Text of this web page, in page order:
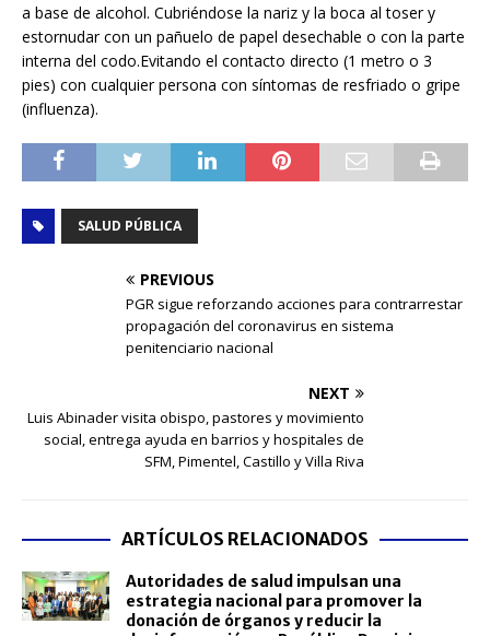
a base de alcohol. Cubriéndose la nariz y la boca al toser y
estornudar con un pañuelo de papel desechable o con la parte
interna del codo.Evitando el contacto directo (1 metro o 3
pies) con cualquier persona con síntomas de resfriado o gripe
(influenza).
SALUD PÚBLICA
PREVIOUS
PGR sigue reforzando acciones para contrarrestar
propagación del coronavirus en sistema
penitenciario nacional
NEXT
Luis Abinader visita obispo, pastores y movimiento
social, entrega ayuda en barrios y hospitales de
SFM, Pimentel, Castillo y Villa Riva
ARTÍCULOS RELACIONADOS
Autoridades de salud impulsan una
estrategia nacional para promover la
donación de órganos y reducir la